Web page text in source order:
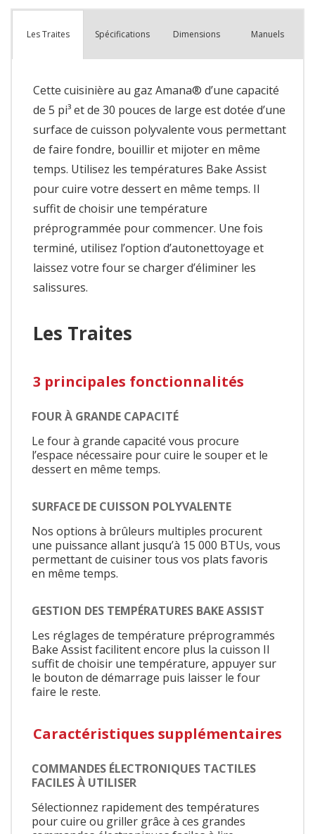
Les Traites Spécifications Dimensions Manuels
Cette cuisinière au gaz Amana® d’une capacité
de 5 pi³ et de 30 pouces de large est dotée d’une
surface de cuisson polyvalente vous permettant
de faire fondre, bouillir et mijoter en même
temps. Utilisez les températures Bake Assist
pour cuire votre dessert en même temps. Il
suffit de choisir une température
préprogrammée pour commencer. Une fois
terminé, utilisez l’option d’autonettoyage et
laissez votre four se charger d’éliminer les
salissures.
Les Traites
3 principales fonctionnalités
FOUR À GRANDE CAPACITÉ
Le four à grande capacité vous procure
l’espace nécessaire pour cuire le souper et le
dessert en même temps.
SURFACE DE CUISSON POLYVALENTE
Nos options à brûleurs multiples procurent
une puissance allant jusqu’à 15 000 BTUs, vous
permettant de cuisiner tous vos plats favoris
en même temps.
GESTION DES TEMPÉRATURES BAKE ASSIST
Les réglages de température préprogrammés
Bake Assist facilitent encore plus la cuisson Il
suffit de choisir une température, appuyer sur
le bouton de démarrage puis laisser le four
faire le reste.
Caractéristiques supplémentaires
COMMANDES ÉLECTRONIQUES TACTILES
FACILES À UTILISER
Sélectionnez rapidement des températures
pour cuire ou griller grâce à ces grandes